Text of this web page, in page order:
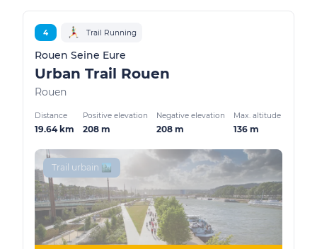
4 Trail Running
Rouen Seine Eure
Urban Trail Rouen
Rouen
Distance
19.64 km
Positive elevation
208 m
Negative elevation
208 m
Max. altitude
136 m
Trail urbain 🏙️